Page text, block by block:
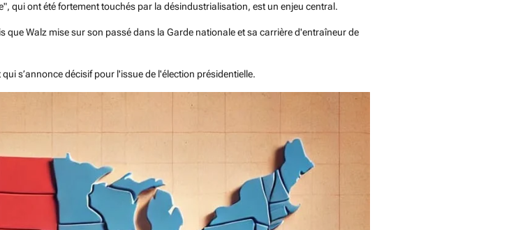
qui ont été fortement touchés par la désindustrialisation, est un enjeu central.
que Walz mise sur son passé dans la Garde nationale et sa carrière d'entraîneur de
s’annonce décisif pour l'issue de l'élection présidentielle.